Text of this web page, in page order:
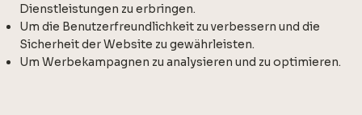
Dienstleistungen zu erbringen.
Um die Benutzerfreundlichkeit zu verbessern und die
Sicherheit der Website zu gewährleisten.
Um Werbekampagnen zu analysieren und zu optimieren.